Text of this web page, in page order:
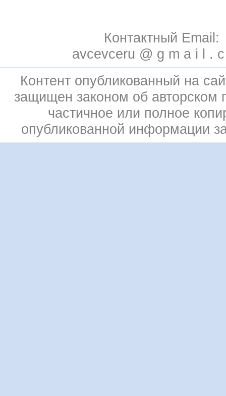
Контактный Email:
avcevceru @ g m a i l .
Контент опубликованный на
защищен законом об авторском
частичное или полное
опубликованной информации